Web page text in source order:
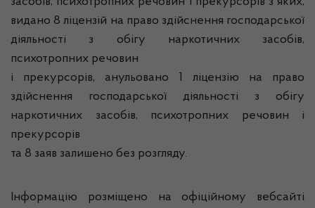
видано 8 ліцензій на право здійснення господарської
діяльності з обігу наркотичних засобів,
психотропних речовин
і прекурсорів, анульовано 1 ліцензію на право
здійснення господарської діяльності з обігу
наркотичних засобів, психотропних речовин і
прекурсорів
та 8 заяв залишено без розгляду.
Інформацію розміщено на офіційному вебсайті